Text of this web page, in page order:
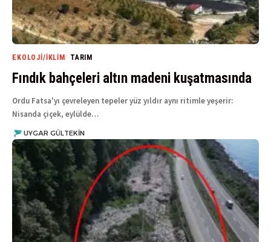
EKOLOJI/İKLIM TARIM
Fındık bahçeleri altın madeni kuşatmasında
Ordu Fatsa'yı çevreleyen tepeler yüz yıldır aynı ritimle yeşerir:
Nisanda çiçek, eylülde…
UYGAR GÜLTEKIN